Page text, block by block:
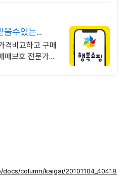
을수있는
격비교하고 구매
보호 전문가의
column/kaigai/20101104_40418